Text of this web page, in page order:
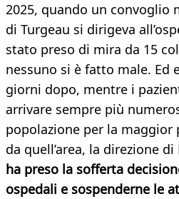
2025, quando un convoglio
di Turgeau si dirigeva
stato preso di mira da 15
nessuno si è fatto male. Ed
giorni dopo, mentre i
arrivare sempre più
popolazione per la maggior
da quell’area, la direzione di
ha preso la sofferta
ospedali e sospenderne le